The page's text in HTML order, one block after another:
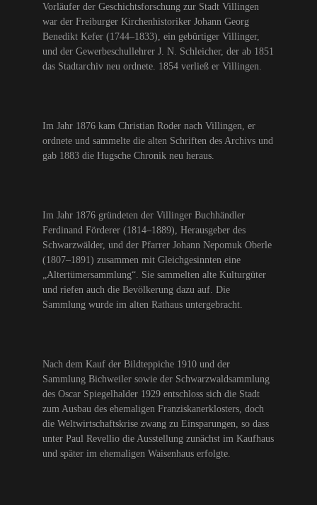
Vorläufer der Geschichtsforschung zur Stadt Villingen
war der Freiburger Kirchenhistoriker Johann Georg
Benedikt Kefer (1744–1833), ein gebürtiger Villinger,
und der Gewerbeschullehrer J. N. Schleicher, der ab 1851
das Stadtarchiv neu ordnete. 1854 verließ er Villingen.
Im Jahr 1876 kam Christian Roder nach Villingen, er
ordnete und sammelte die alten Schriften des Archivs und
gab 1883 die Hugsche Chronik neu heraus.
Im Jahr 1876 gründeten der Villinger Buchhändler
Ferdinand Förderer (1814–1889), Herausgeber des
Schwarzwälder, und der Pfarrer Johann Nepomuk Oberle
(1807–1891) zusammen mit Gleichgesinnten eine
„Altertümersammlung“. Sie sammelten alte Kulturgüter
und riefen auch die Bevölkerung dazu auf. Die
Sammlung wurde im alten Rathaus untergebracht.
Nach dem Kauf der Bildteppiche 1910 und der
Sammlung Bichweiler sowie der Schwarzwaldsammlung
des Oscar Spiegelhalder 1929 entschloss sich die Stadt
zum Ausbau des ehemaligen Franziskanerklosters, doch
die Weltwirtschaftskrise zwang zu Einsparungen, so dass
unter Paul Revellio die Ausstellung zunächst im Kaufhaus
und später im ehemaligen Waisenhaus erfolgte.